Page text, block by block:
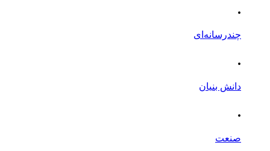
.
چندرسانه‌ای
.
دانش بنیان
.
صنعت